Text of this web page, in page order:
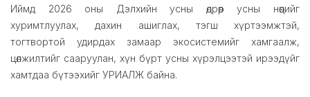
Иймд 2026 оны Дэлхийн усны өдрөөр усны нөөцийг
хуримтлуулах, дахин ашиглах, тэгш хүртээмжтэй,
тогтвортой удирдах замаар экосистемийг хамгаалж,
цөлжилтийг сааруулан, хүн бүрт усны хүрэлцээтэй ирээдүйг
хамтдаа бүтээхийг УРИАЛЖ байна.